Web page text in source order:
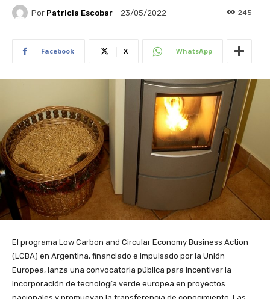
Por Patricia Escobar 23/05/2022 245
Facebook X WhatsApp
El programa Low Carbon and Circular Economy Business Action
(LCBA) en Argentina, financiado e impulsado por la Unión
Europea, lanza una convocatoria pública para incentivar la
incorporación de tecnología verde europea en proyectos